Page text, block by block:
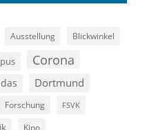
Ausstellung Blickwinkel
Corona
Dortmund
Forschung FSVK
Kino